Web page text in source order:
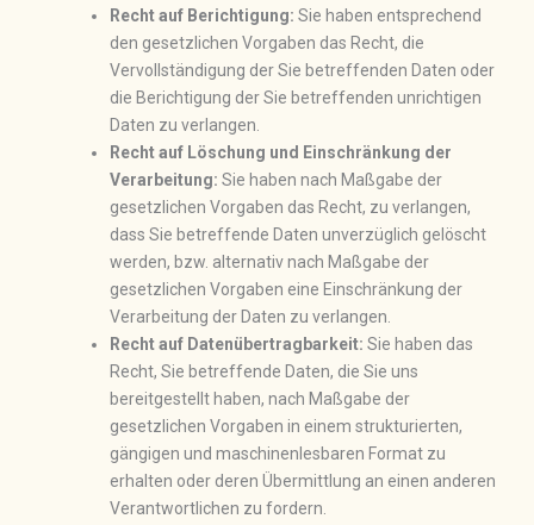
Recht auf Berichtigung: Sie haben entsprechend
den gesetzlichen Vorgaben das Recht, die
Vervollständigung der Sie betreffenden Daten oder
die Berichtigung der Sie betreffenden unrichtigen
Daten zu verlangen.
Recht auf Löschung und Einschränkung der
Verarbeitung: Sie haben nach Maßgabe der
gesetzlichen Vorgaben das Recht, zu verlangen,
dass Sie betreffende Daten unverzüglich gelöscht
werden, bzw. alternativ nach Maßgabe der
gesetzlichen Vorgaben eine Einschränkung der
Verarbeitung der Daten zu verlangen.
Recht auf Datenübertragbarkeit: Sie haben das
Recht, Sie betreffende Daten, die Sie uns
bereitgestellt haben, nach Maßgabe der
gesetzlichen Vorgaben in einem strukturierten,
gängigen und maschinenlesbaren Format zu
erhalten oder deren Übermittlung an einen anderen
Verantwortlichen zu fordern.